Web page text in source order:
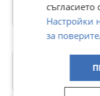
Още оферти
съгласието
Настройки
за